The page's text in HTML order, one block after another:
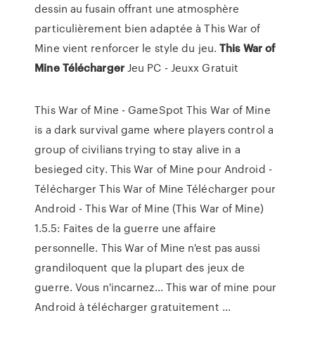
dessin au fusain offrant une atmosphère
particulièrement bien adaptée à This War of
Mine vient renforcer le style du jeu.This Warof
Mine TéléchargerJeu PC - Jeuxx Gratuit
This War of Mine - GameSpot This War of Mine
is a dark survival game where players control a
group of civilians trying to stay alive in a
besieged city. This War of Mine pour Android -
Télécharger This War of Mine Télécharger pour
Android - This War of Mine (This War of Mine)
1.5.5: Faites de la guerre une affaire
personnelle. This War of Mine n'est pas aussi
grandiloquent que la plupart des jeux de
guerre. Vous n'incarnez... This war of mine pour
Android à télécharger gratuitement ...